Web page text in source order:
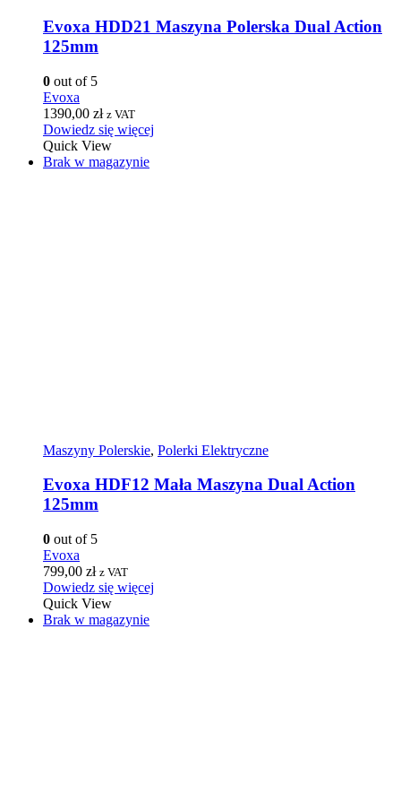
Evoxa HDD21 Maszyna Polerska Dual Action
125mm
0 out of 5
Evoxa
1390,00 zł z VAT
Dowiedz się więcej
Quick View
Brak w magazynie
Maszyny Polerskie, Polerki Elektryczne
Evoxa HDF12 Mała Maszyna Dual Action
125mm
0 out of 5
Evoxa
799,00 zł z VAT
Dowiedz się więcej
Quick View
Brak w magazynie